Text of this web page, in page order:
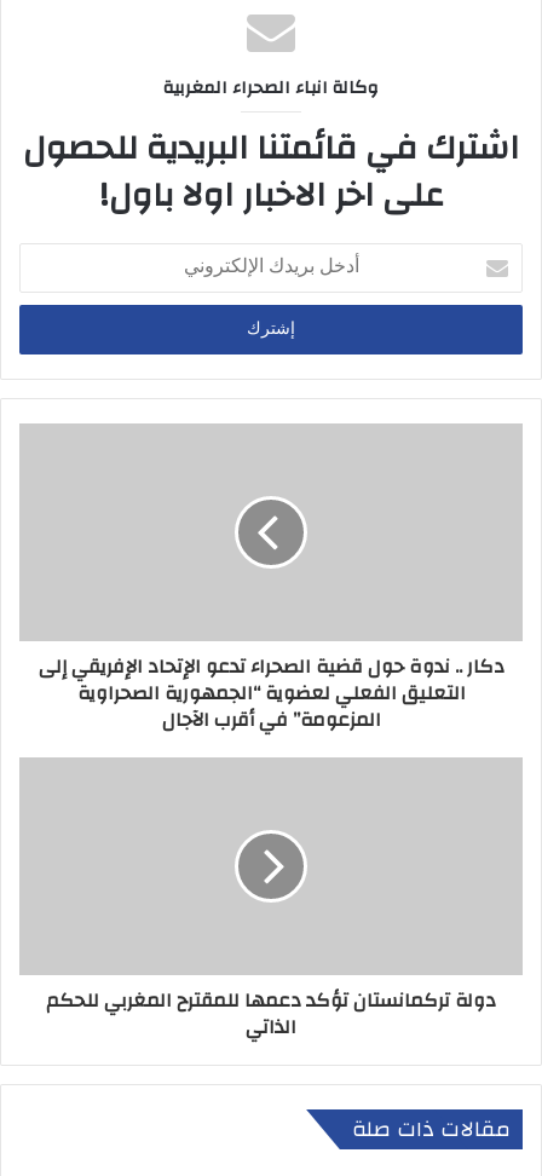
وكالة انباء الصحراء المغربية
اشترك في قائمتنا البريدية للحصول
على اخر الاخبار اولا باول!
أدخل
بريدك
الإلكتروني
دكار .. ندوة حول قضية الصحراء تدعو الإتحاد الإفريقي إلى
التعليق الفعلي لعضوية “الجمهورية الصحراوية
المزعومة” في أقرب الآجال
دولة تركمانستان تؤكد دعمها للمقترح المغربي للحكم
الذاتي
مقالات ذات صلة